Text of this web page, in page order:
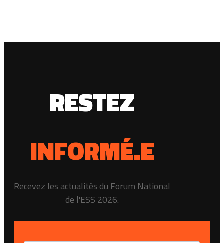
RESTEZ
INFORMÉ.E
Recevez les actualités du Forum National
de l'ESS 2026.